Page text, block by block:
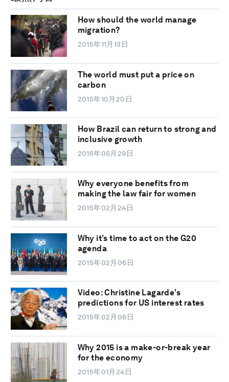
How should the world manage
migration?
2015年11月13日
The world must put a price on
carbon
2015年10月20日
How Brazil can return to strong and
inclusive growth
2015年05月29日
Why everyone benefits from
making the law fair for women
2015年02月24日
Why it’s time to act on the G20
agenda
2015年02月06日
Video: Christine Lagarde’s
predictions for US interest rates
2015年02月06日
Why 2015 is a make-or-break year
for the economy
2015年01月24日